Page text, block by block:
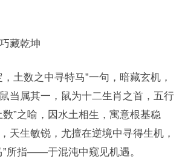
藏乾坤
土数之中寻特马”一句，暗藏玄机，
当属其一，鼠为十二生肖之首，五行
数”之喻，因水土相生，寓意根基稳
天生敏锐，尤擅在逆境中寻得生机，
”所指——于混沌中窥见机遇。